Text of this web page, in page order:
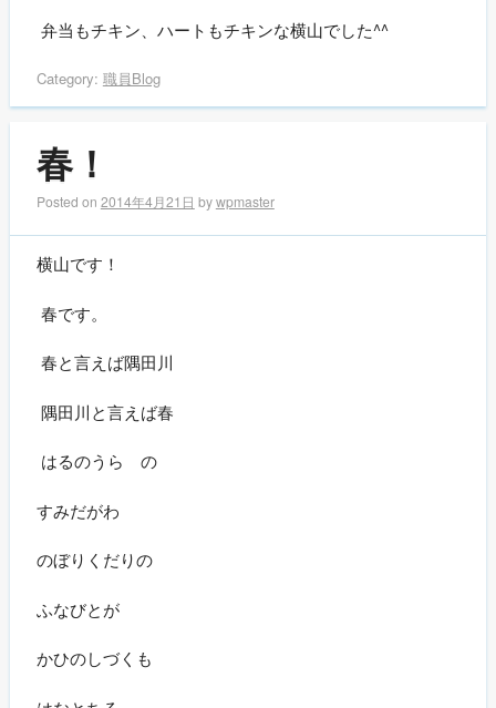
弁当もチキン、ハートもチキンな横山でした^^
Category: 職員Blog
春！
Posted on 2014年4月21日 bywpmaster
横山です！
春です。
春と言えば隅田川
隅田川と言えば春
はるのうらゝの
すみだがわ
のぼりくだりの
ふなびとが
かひのしづくも